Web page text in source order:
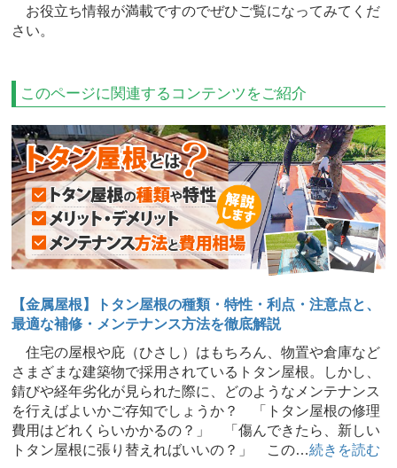
お役立ち情報が満載ですのでぜひご覧になってみてくだ
さい。
このページに関連するコンテンツをご紹介
【金属屋根】トタン屋根の種類・特性・利点・注意点と、
最適な補修・メンテナンス方法を徹底解説
住宅の屋根や庇（ひさし）はもちろん、物置や倉庫など
さまざまな建築物で採用されているトタン屋根。しかし、
錆びや経年劣化が見られた際に、どのようなメンテナンス
を行えばよいかご存知でしょうか？ 「トタン屋根の修理
費用はどれくらいかかるの？」 「傷んできたら、新しい
トタン屋根に張り替えればいいの？」 この…続きを読む